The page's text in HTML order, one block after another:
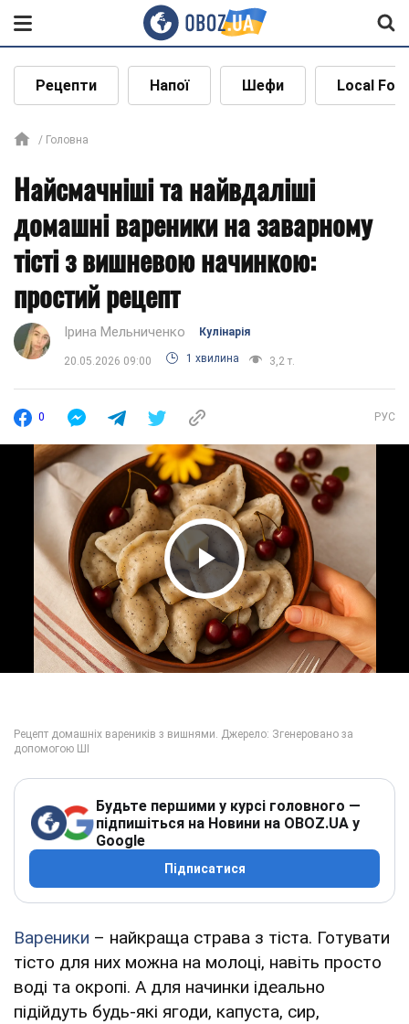
Рецепти Напої Шефи Local
Головна
Найсмачніші та найвдаліші
домашні вареники на заварному
тісті з вишневою начинкою:
простий рецепт
Ірина Мельниченко Кулінарія
20.05.2026 09:00 1 хвилина 3,2 т.
0 РУС
Play Video
Будьте першими у курсі головного —
підпишіться на Новини на OBOZ.UA у
Google
Підписатися
Вареники – найкраща страва з тіста. Готувати
тісто для них можна на молоці, навіть просто
воді та окропі. А для начинки ідеально
підійдуть будь-які ягоди, капуста, сир,